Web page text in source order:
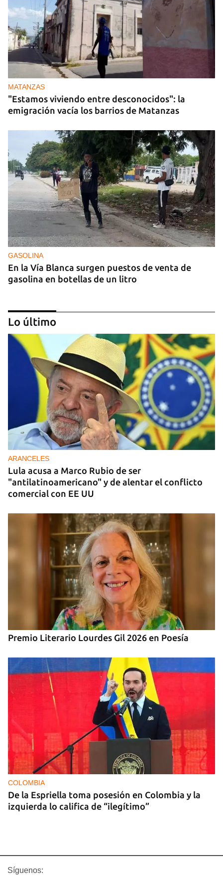
MATANZAS
"Estamos viviendo entre desconocidos": la
emigración vacía los barrios de Matanzas
GASOLINA
En la Vía Blanca surgen puestos de venta de
gasolina en botellas de un litro
DONACIONES
China entrega otros 5.000 sistemas fotovoltaicos
para zonas rurales de Cuba
Lo último
ARANCELES
Lula acusa a Marco Rubio de ser
"antilatinoamericano" y de alentar el conflicto
comercial con EE UU
Premio Literario Lourdes Gil 2026 en Poesía
COLOMBIA
De la Espriella toma posesión en Colombia y la
izquierda lo califica de “ilegítimo”
Síguenos: